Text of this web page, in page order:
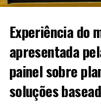
Experiência do
apresentada
painel sobre
soluções